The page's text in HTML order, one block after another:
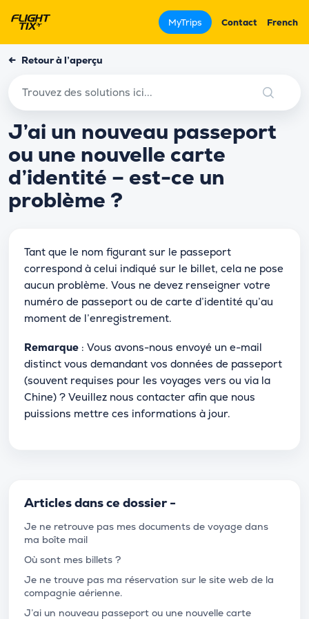
MyTrips Contact French
← Retour à l’aperçu
J’ai un nouveau passeport
ou une nouvelle carte
d’identité – est-ce un
problème ?
Tant que le nom figurant sur le passeport
correspond à celui indiqué sur le billet, cela ne pose
aucun problème. Vous ne devez renseigner votre
numéro de passeport ou de carte d’identité qu’au
moment de l’enregistrement.
Remarque : Vous avons-nous envoyé un e-mail
distinct vous demandant vos données de passeport
(souvent requises pour les voyages vers ou via la
Chine) ? Veuillez nous contacter afin que nous
puissions mettre ces informations à jour.
Articles dans ce dossier -
Je ne retrouve pas mes documents de voyage dans
ma boîte mail
Où sont mes billets ?
Je ne trouve pas ma réservation sur le site web de la
compagnie aérienne.
J’ai un nouveau passeport ou une nouvelle carte